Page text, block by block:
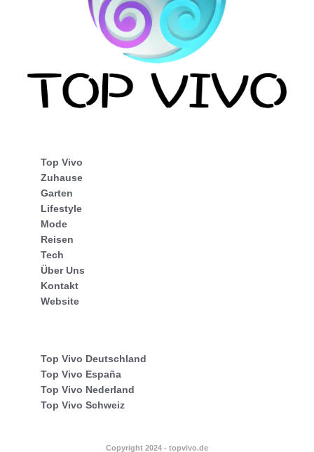
Top Vivo
Zuhause
Garten
Lifestyle
Mode
Reisen
Tech
Über Uns
Kontakt
Website
Top Vivo Deutschland
Top Vivo España
Top Vivo Nederland
Top Vivo Schweiz
Copyright 2024 - topvivo.de